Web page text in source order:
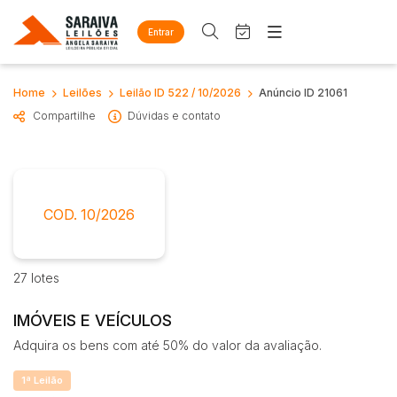
Entrar
Criar conta
Site
Agenda
Busca por categoria
Arma/Segurança
Combustível
Eletros/eletrônicos
Eletrodoméstico
Equipamentos
Busca por palavra-chave
Bairro
Judiciais Extrajudiciais
R$
Home
Home Leilões Leilão ID 522 / 10/2026
Anúncio ID 21061
Compartilhe
Dúvidas e contato
COD. 10/2026
27 lotes
IMÓVEIS E VEÍCULOS
Adquira os bens com até 50% do valor da avaliação.
1ª Leilão